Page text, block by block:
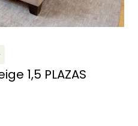
1,5 PLAZAS